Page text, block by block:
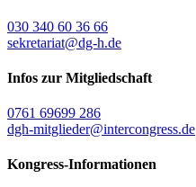
030 340 60 36 66
sekretariat@dg-h.de
Infos zur Mitgliedschaft
0761 69699 286
dgh-mitglieder@intercongress.de
Kongress-Informationen